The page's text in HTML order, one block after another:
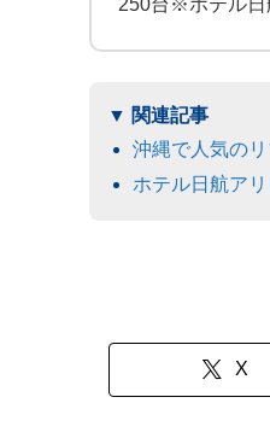
沖縄で人気の
ホテル日航アリ
X